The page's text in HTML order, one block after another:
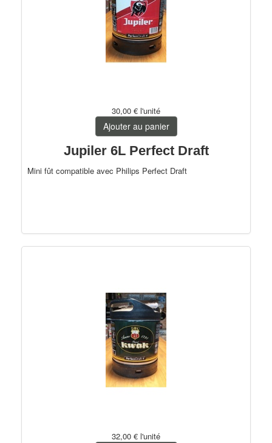
30,00 € l'unité
Ajouter au panier
Jupiler 6L Perfect Draft
Mini fût compatible avec Philips Perfect Draft
32,00 € l'unité